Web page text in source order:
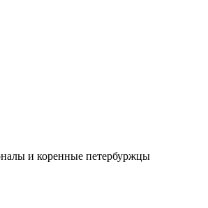
и коренные петербуржцы